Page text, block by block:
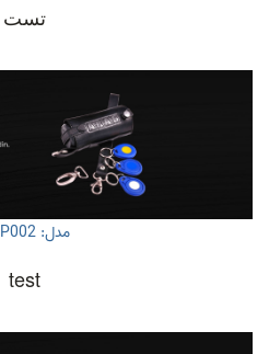
تست
مدل: SMP002
test